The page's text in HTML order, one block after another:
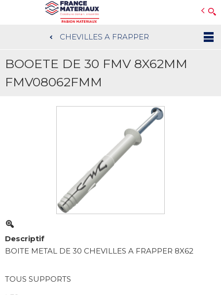
au
contenu
CHEVILLES A FRAPPER
BOOETE DE 30 FMV 8X62MM
FMV08062FMM
Descriptif
BOITE METAL DE 30 CHEVILLES A FRAPPER 8X62
TOUS SUPPORTS